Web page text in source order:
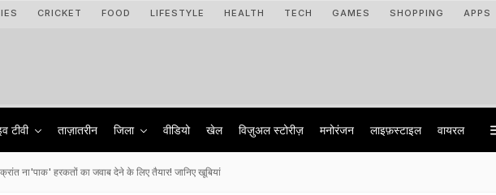
CRICKET FOOD LIFESTYLE HEALTH TECH GAMES SHOPPING APPS
टीवी ताज़ातरीन जिला वीडियो खेल विज़ुअल स्टोरीज़ मनोरंजन लाइफ़स्टाइल वायरल
ना'पाक' हरकतों का जवाब देने के लिए तैयार! जानिए खूबियां